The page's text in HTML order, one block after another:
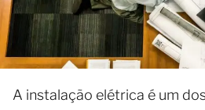
A instalação elétrica é um